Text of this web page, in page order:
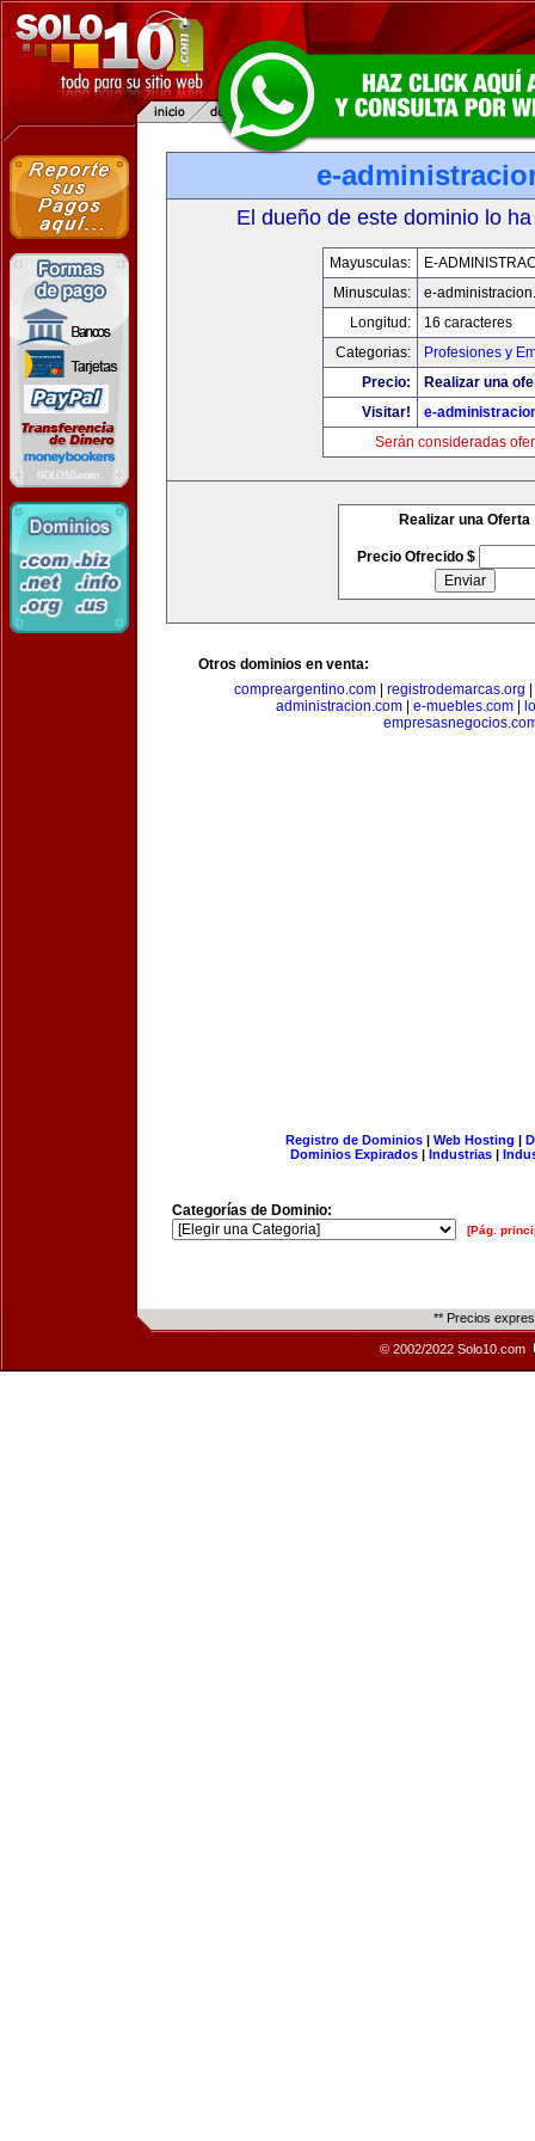
e-
El dueño de este dominio lo
Mayusculas:
E-
Minusculas:
e-
Longitud:
16 caracteres
Categorias:
Profesiones y
Precio:
Realizar una
Visitar!
e-
Serán consideradas
Realizar una Oferta
Precio Ofrecido $
Otros dominios en venta:
compreargentino.com
registrodemarcas.org
administracion.com
e-muebles.com
Registro de Dominios| Web Hosting |
Dominios Expirados | Industrias |
Categorías de Dominio:
[Pág.
** Precios
© 2002/2022 Solo10.com